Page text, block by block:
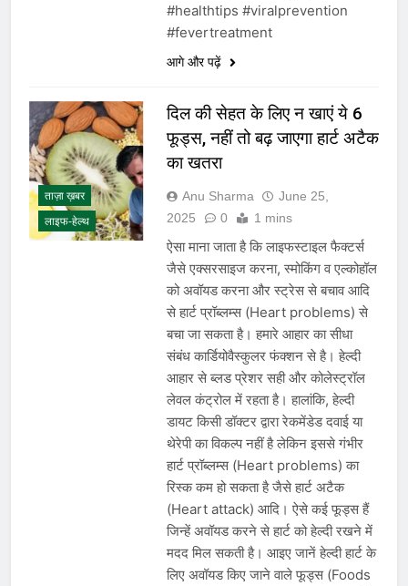
#healthtips #viralprevention
#fevertreatment
आगे और पढ़ें
ताज़ा ख़बर
लाइफ-हेल्थ
दिल की सेहत के लिए न खाएं ये 6
फूड्स, नहीं तो बढ़ जाएगा हार्ट अटैक
का खतरा
Anu Sharma
June 25,
2025
0 1 mins
ऐसा माना जाता है कि लाइफस्टाइल फैक्टर्स
जैसे एक्सरसाइज करना, स्मोकिंग व एल्कोहॉल
को अवॉयड करना और स्ट्रेस से बचाव आदि
से हार्ट प्रॉब्लम्स (Heart problems) से
बचा जा सकता है। हमारे आहार का सीधा
संबंध कार्डियोवैस्कुलर फंक्शन से है। हेल्दी
आहार से ब्लड प्रेशर सही और कोलेस्ट्रॉल
लेवल कंट्रोल में रहता है। हालांकि, हेल्दी
डायट किसी डॉक्टर द्वारा रेकमेंडेड दवाई या
थेरेपी का विकल्प नहीं है लेकिन इससे गंभीर
हार्ट प्रॉब्लम्स (Heart problems) का
रिस्क कम हो सकता है जैसे हार्ट अटैक
(Heart attack) आदि। ऐसे कई फूड्स हैं
जिन्हें अवॉयड करने से हार्ट को हेल्दी रखने में
मदद मिल सकती है। आइए जानें हेल्दी हार्ट के
लिए अवॉयड किए जाने वाले फूड्स (Foods